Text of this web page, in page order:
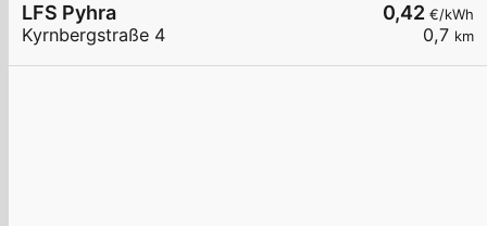
0,42 €/kWh
0,7 km
LFS Pyhra
Kyrnbergstraße 4